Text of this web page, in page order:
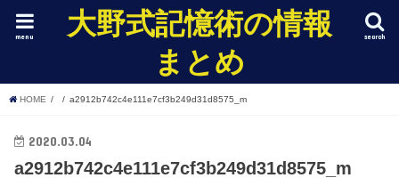
大野式記憶術の情報
まとめ
search
menu
HOME a2912b742c4e111e7cf3b249d31d8575_m
2020.03.04
a2912b742c4e111e7cf3b249d31d8575_m